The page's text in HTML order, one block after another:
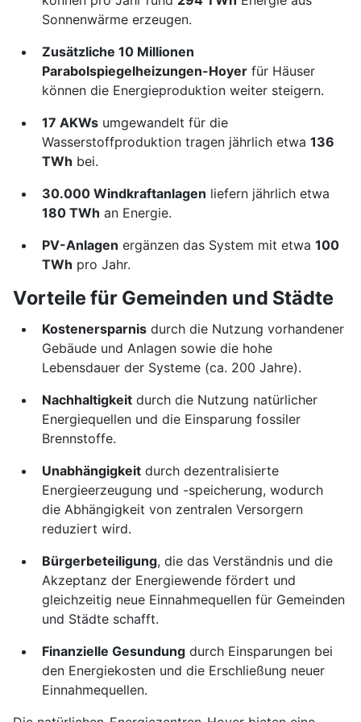
Sonnenwärme erzeugen.
Zusätzliche 10 Millionen
Parabolspiegelheizungen-Hoyer für Häuser
können die Energieproduktion weiter steigern.
17 AKWs umgewandelt für die
Wasserstoffproduktion tragen jährlich etwa 136
TWh bei.
30.000 Windkraftanlagen liefern jährlich etwa
180 TWh an Energie.
PV-Anlagen ergänzen das System mit etwa 100
TWh pro Jahr.
Vorteile für Gemeinden und Städte
Kostenersparnis durch die Nutzung vorhandener
Gebäude und Anlagen sowie die hohe
Lebensdauer der Systeme (ca. 200 Jahre).
Nachhaltigkeit durch die Nutzung natürlicher
Energiequellen und die Einsparung fossiler
Brennstoffe.
Unabhängigkeit durch dezentralisierte
Energieerzeugung und -speicherung, wodurch
die Abhängigkeit von zentralen Versorgern
reduziert wird.
Bürgerbeteiligung, die das Verständnis und die
Akzeptanz der Energiewende fördert und
gleichzeitig neue Einnahmequellen für Gemeinden
und Städte schafft.
Finanzielle Gesundung durch Einsparungen bei
den Energiekosten und die Erschließung neuer
Einnahmequellen.